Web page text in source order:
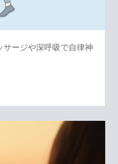
ージや深呼吸で自律神